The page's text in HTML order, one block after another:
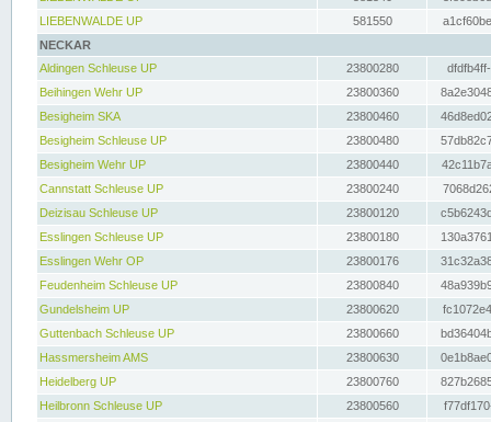
LIEBENWALDE UP
581550
NECKAR
Aldingen Schleuse UP
23800280
Beihingen Wehr UP
23800360
Besigheim SKA
23800460
Besigheim Schleuse UP
23800480
Besigheim Wehr UP
23800440
Cannstatt Schleuse UP
23800240
Deizisau Schleuse UP
23800120
Esslingen Schleuse UP
23800180
Esslingen Wehr OP
23800176
Feudenheim Schleuse UP
23800840
Gundelsheim UP
23800620
Guttenbach Schleuse UP
23800660
Hassmersheim AMS
23800630
Heidelberg UP
23800760
Heilbronn Schleuse UP
23800560